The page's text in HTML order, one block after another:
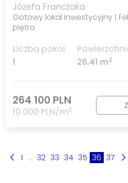
Józefa Franczaka
Gotowy lokal inwestycyjny |
piętro
Liczba pokoi
1
26,41 m2
264 100 PLN
10 000 PLN/m2
1 ... 32 33 34 35 36 37